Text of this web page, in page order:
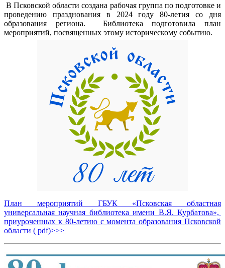
В Псковской области создана рабочая группа по подготовке и
проведению празднования в 2024 году 80-летия со дня
образования региона. Библиотека подготовила план
мероприятий, посвященных этому историческому событию.
План мероприятий ГБУК «Псковская областная
универсальная научная библиотека имени В.Я. Курбатова»,
приуроченных к 80-летию с момента образования Псковской
области ( pdf)>>>